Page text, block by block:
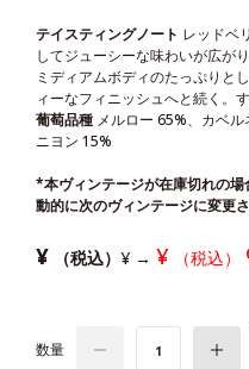
テイスティングノート レッドベ
してジューシーな味わいが広が
ミディアムボディのたっぷりと
ィーなフィニッシュへと続く。
葡萄品種 メルロー 65%、カベ
ニヨン 15%
*本ヴィンテージが在庫切れの
動的に次のヴィンテージに変更
¥ （税込） ¥ → ¥ （税込）
数量 1